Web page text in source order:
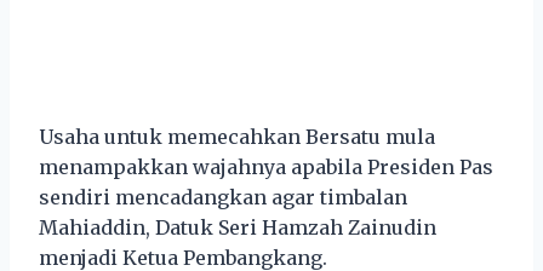
Usaha untuk memecahkan Bersatu mula
menampakkan wajahnya apabila Presiden Pas
sendiri mencadangkan agar timbalan
Mahiaddin, Datuk Seri Hamzah Zainudin
menjadi Ketua Pembangkang.